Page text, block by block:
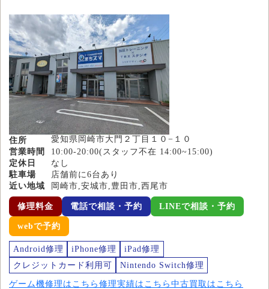
住所
愛知県岡崎市大門２丁目１０−１０
営業時間
10:00-20:00(スタッフ不在 14:00~15:00)
定休日
なし
駐車場
店舗前に6台あり
近い地域
岡崎市,安城市,豊田市,西尾市
修理料金 電話で相談・予約 LINEで相談・予約
webで予約
Android修理 iPhone修理
iPad修理
クレジットカード利用可
Nintendo Switch修理
ゲーム機修理はこちら 修理実績はこちら 中古買取はこちら